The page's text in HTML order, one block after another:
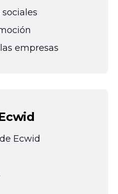
empresas
Ecwid